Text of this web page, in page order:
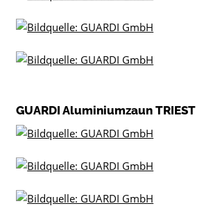
GUARDI Aluminiumzaun TRIEST